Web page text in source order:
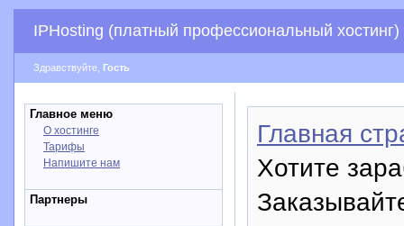
IPHosting (платный профессиональный хостинг)
Здравствуйте, Гость
Главное меню
О хостинге
Тарифы
Напишите нам
Партнеры
Главная
Хотите